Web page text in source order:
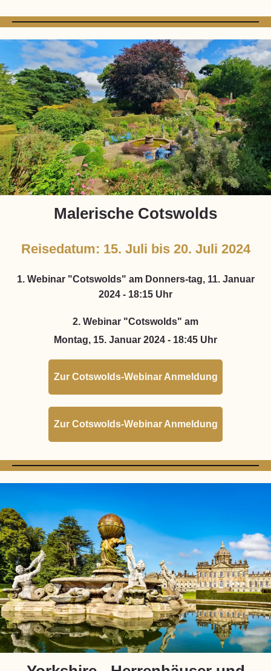
Malerische Cotswolds
Reisedatum: 15. Juli bis 20. Juli 2024
1. Webinar "Cotswolds" am Donners-tag, 11. Januar
2024 - 18:15 Uhr
2. Webinar "Cotswolds" am
Montag, 15. Januar 2024 - 18:45 Uhr
Zur Cotswolds-Webinar Anmeldung
Zur Cotswolds-Webinar Anmeldung